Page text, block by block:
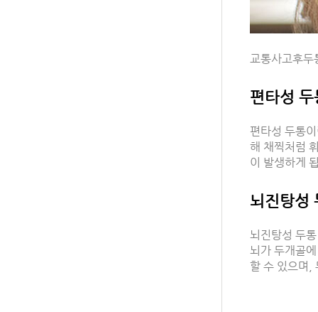
교통사고후두
편타성 두
편타성 두통
해 채찍처럼
이 발생하게
뇌진탕성
뇌진탕성 두
뇌가 두개골
할 수 있으며,